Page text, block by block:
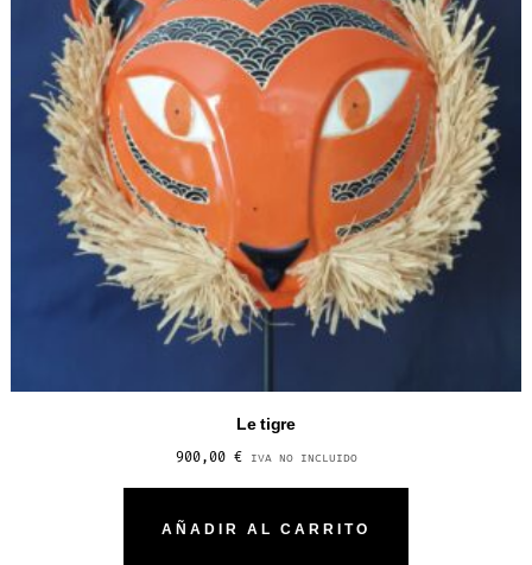
Le tigre
900,00 € IVA NO INCLUIDO
AÑADIR AL CARRITO